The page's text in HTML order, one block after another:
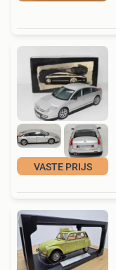
VASTE PRIJS